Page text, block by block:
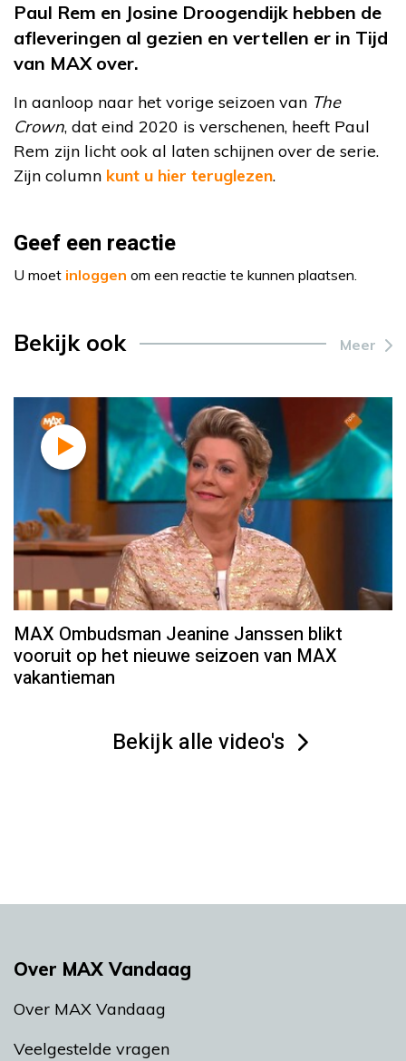
Paul Rem en Josine Droogendijk hebben de
afleveringen al gezien en vertellen er in Tijd
van MAX over.
In aanloop naar het vorige seizoen van The
Crown, dat eind 2020 is verschenen, heeft Paul
Rem zijn licht ook al laten schijnen over de serie.
Zijn column kunt u hier teruglezen.
Geef een reactie
U moet inloggen om een reactie te kunnen plaatsen.
Bekijk ook Meer
MAX Ombudsman Jeanine Janssen blikt
vooruit op het nieuwe seizoen van MAX
vakantieman
Bekijk alle video's
Over MAX Vandaag
Over MAX Vandaag
Veelgestelde vragen